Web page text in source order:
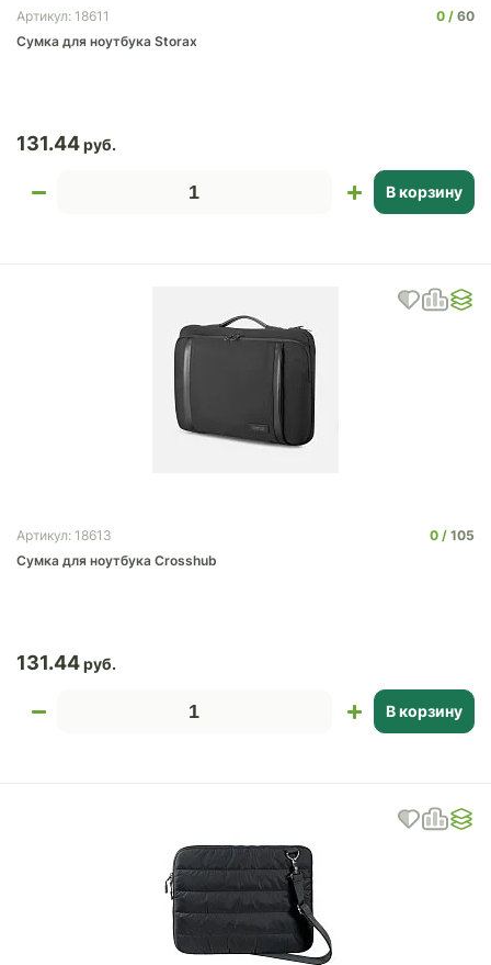
Артикул: 18611 0
60
Сумка для ноутбука Storax
131.44
В корзину
Артикул: 18613 0
105
Сумка для ноутбука Crosshub
131.44
В корзину